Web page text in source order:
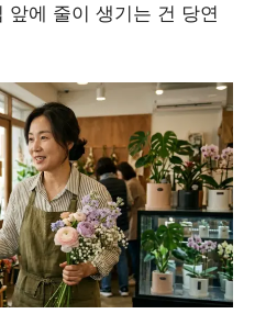
앞에 줄이 생기는 건 당연